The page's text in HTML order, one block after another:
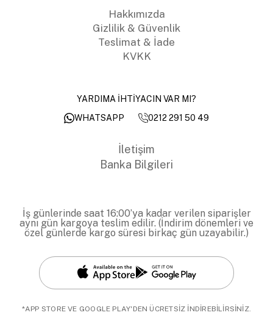
Hakkımızda
Gizlilik & Güvenlik
Teslimat & İade
KVKK
YARDIMA İHTİYACIN VAR MI?
WHATSAPP
0212 291 50 49
İletişim
Banka Bilgileri
İş günlerinde saat 16:00’ya kadar verilen siparişler
aynı gün kargoya teslim edilir. (İndirim dönemleri ve
özel günlerde kargo süresi birkaç gün uzayabilir.)
*APP STORE VE GOOGLE PLAY'DEN ÜCRETSİZ İNDİREBİLİRSİNİZ.